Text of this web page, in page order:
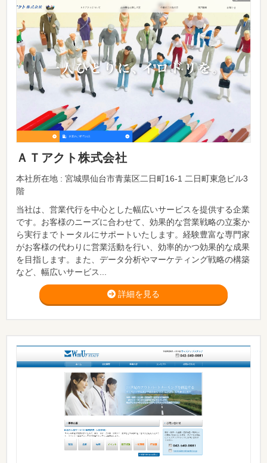
ＡＴアクト株式会社
本社所在地 : 宮城県仙台市青葉区二日町16-1 二日町東急ビル3
階
当社は、営業代行を中心とした幅広いサービスを提供する企業
です。お客様のニーズに合わせて、効果的な営業戦略の立案か
ら実行までトータルにサポートいたします。経験豊富な専門家
がお客様の代わりに営業活動を行い、効率的かつ効果的な成果
を目指します。また、データ分析やマーケティング戦略の構築
など、幅広いサービス...
詳細を見る